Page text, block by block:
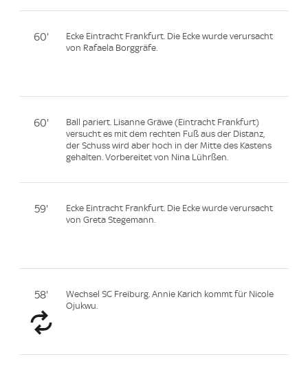
60'
Ecke Eintracht Frankfurt. Die Ecke wurde verursacht
von Rafaela Borggräfe.
60'
Ball pariert. Lisanne Gräwe (Eintracht Frankfurt)
versucht es mit dem rechten Fuß aus der Distanz,
der Schuss wird aber hoch in der Mitte des Kastens
gehalten. Vorbereitet von Nina Lührßen.
59'
Ecke Eintracht Frankfurt. Die Ecke wurde verursacht
von Greta Stegemann.
58'
Wechsel SC Freiburg. Annie Karich kommt für Nicole
Ojukwu.